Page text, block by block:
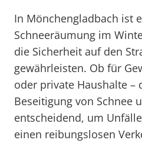
In Mönchengladbach ist
Schneeräumung im
die Sicherheit auf den
gewährleisten. Ob für
oder private Haushalte –
Beseitigung von Schnee
entscheidend, um
einen reibungslosen